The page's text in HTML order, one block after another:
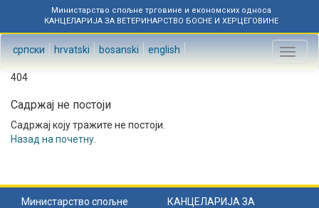
Министарство спољне трговине и економских односа
КАНЦЕЛАРИЈА ЗА ВЕТЕРИНАРСТВО БОСНЕ И ХЕРЦЕГОВИНЕ
српски hrvatski bosanski english
Toggle
404
Садржај не постоји
Садржај коју тражите не постоји.
Назад на почетну
Министарство спољне
КАНЦЕЛАРИЈА ЗА